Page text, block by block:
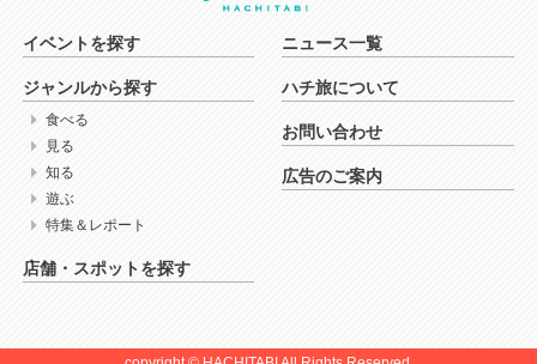
イベントを探す
ジャンルから探す
食べる
見る
知る
遊ぶ
特集＆レポート
店舗・スポットを探す
ニュース一覧
ハチ旅について
お問い合わせ
広告のご案内